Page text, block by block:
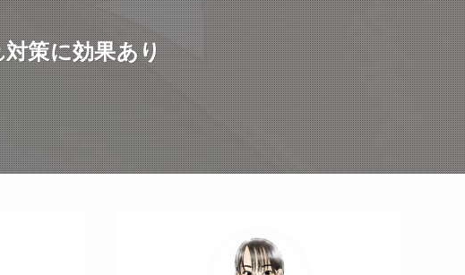
策に効果あり